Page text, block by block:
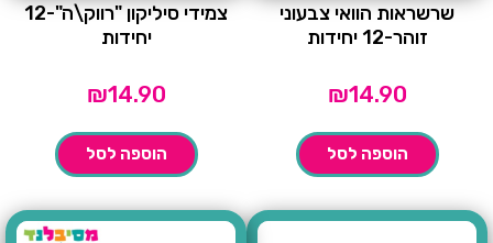
שרשראות הוואי צבעוני
זוהר-12 יחידות
₪14.90
הוספה לסל
צמידי סיליקון "רווק\ה"-12
יחידות
₪14.90
הוספה לסל